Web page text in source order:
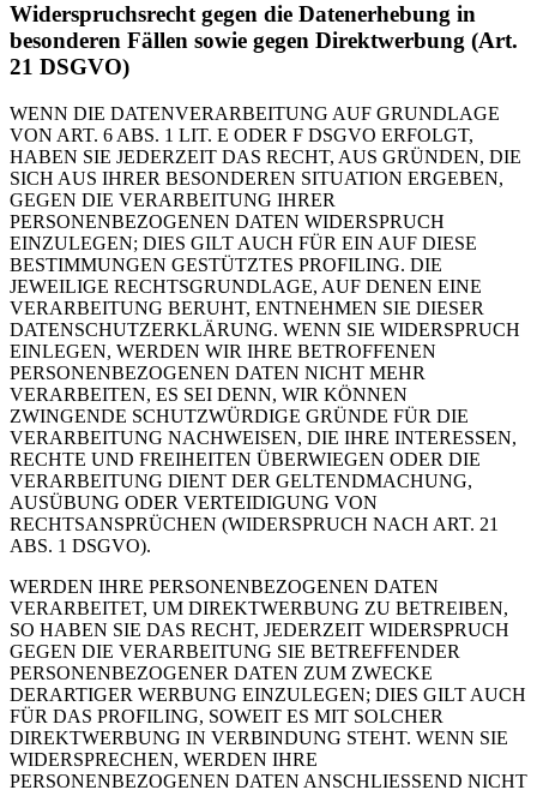
Widerspruchsrecht gegen die Datenerhebung in
besonderen Fällen sowie gegen Direktwerbung (Art.
21 DSGVO)
WENN DIE DATENVERARBEITUNG AUF GRUNDLAGE
VON ART. 6 ABS. 1 LIT. E ODER F DSGVO ERFOLGT,
HABEN SIE JEDERZEIT DAS RECHT, AUS GRÜNDEN, DIE
SICH AUS IHRER BESONDEREN SITUATION ERGEBEN,
GEGEN DIE VERARBEITUNG IHRER
PERSONENBEZOGENEN DATEN WIDERSPRUCH
EINZULEGEN; DIES GILT AUCH FÜR EIN AUF DIESE
BESTIMMUNGEN GESTÜTZTES PROFILING. DIE
JEWEILIGE RECHTSGRUNDLAGE, AUF DENEN EINE
VERARBEITUNG BERUHT, ENTNEHMEN SIE DIESER
DATENSCHUTZERKLÄRUNG. WENN SIE WIDERSPRUCH
EINLEGEN, WERDEN WIR IHRE BETROFFENEN
PERSONENBEZOGENEN DATEN NICHT MEHR
VERARBEITEN, ES SEI DENN, WIR KÖNNEN
ZWINGENDE SCHUTZWÜRDIGE GRÜNDE FÜR DIE
VERARBEITUNG NACHWEISEN, DIE IHRE INTERESSEN,
RECHTE UND FREIHEITEN ÜBERWIEGEN ODER DIE
VERARBEITUNG DIENT DER GELTENDMACHUNG,
AUSÜBUNG ODER VERTEIDIGUNG VON
RECHTSANSPRÜCHEN (WIDERSPRUCH NACH ART. 21
ABS. 1 DSGVO).
WERDEN IHRE PERSONENBEZOGENEN DATEN
VERARBEITET, UM DIREKTWERBUNG ZU BETREIBEN,
SO HABEN SIE DAS RECHT, JEDERZEIT WIDERSPRUCH
GEGEN DIE VERARBEITUNG SIE BETREFFENDER
PERSONENBEZOGENER DATEN ZUM ZWECKE
DERARTIGER WERBUNG EINZULEGEN; DIES GILT AUCH
FÜR DAS PROFILING, SOWEIT ES MIT SOLCHER
DIREKTWERBUNG IN VERBINDUNG STEHT. WENN SIE
WIDERSPRECHEN, WERDEN IHRE
PERSONENBEZOGENEN DATEN ANSCHLIESSEND NICHT